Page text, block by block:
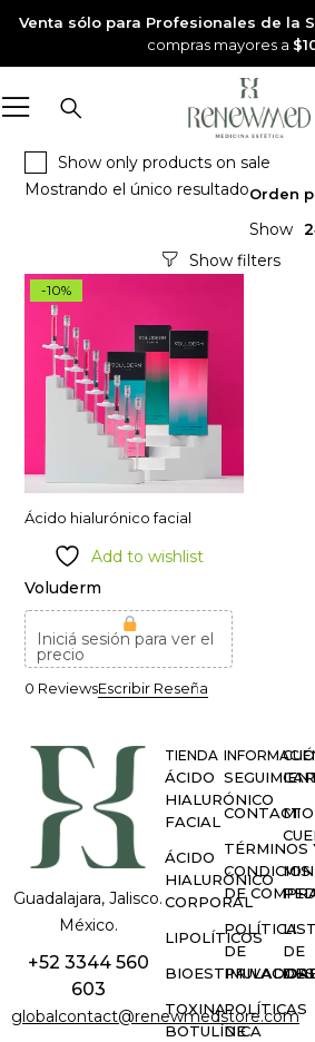
Venta sólo para Profesionales de la
compras mayores a
Show only products on sale
Mostrando el único resultadoOrden
Show
-10%
Ácido hialurónico facial
Add to wishlist
Voluderm
Iniciá sesión para ver el
precio
0 ReviewsEscribir Reseña
Guadalajara, Jalisco.
México.
+52 3344 560
603
globalcontact@renewmedstore.com
TIENDA
ÁCIDO
HIALURÓNICO
FACIAL
ÁCIDO
HIALURÓNICO
CORPORAL
LIPOLÍTICOS
TOXINA
BOTULÍNICA
CONTACTO
TÉRMINOS
DE
POLÍTICA
DE
POLÍTICAS
DE
MI
MIS
DE